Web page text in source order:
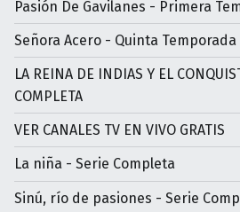
Pasión De Gavilanes - Primera
Señora Acero - Quinta Temporada
LA REINA DE INDIAS Y EL
COMPLETA
VER CANALES TV EN VIVO GRATIS
La niña - Serie Completa
Sinú, río de pasiones - Serie